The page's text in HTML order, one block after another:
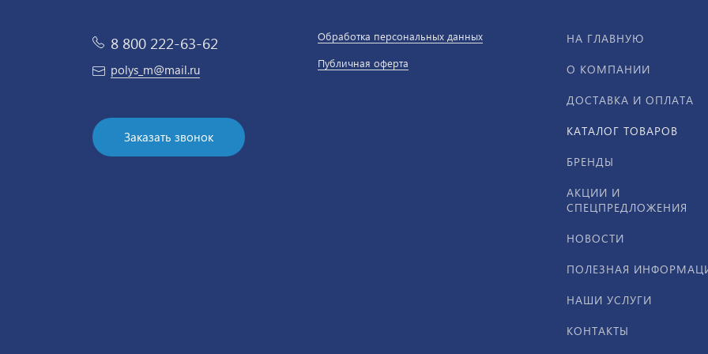
8 800 222-63-62
polys_m@mail.ru
Заказать звонок
Обработка персональных данных
Публичная оферта
НА ГЛАВНУЮ
О КОМПАНИИ
ДОСТАВКА И ОПЛАТА
КАТАЛОГ ТОВАРОВ
БРЕНДЫ
АКЦИИ И
СПЕЦПРЕДЛОЖЕНИЯ
НОВОСТИ
ПОЛЕЗНАЯ
НАШИ УСЛУГИ
КОНТАКТЫ